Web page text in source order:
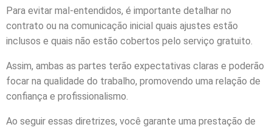
Para evitar mal-entendidos, é importante detalhar no
contrato ou na comunicação inicial quais ajustes estão
inclusos e quais não estão cobertos pelo serviço gratuito.
Assim, ambas as partes terão expectativas claras e poderão
focar na qualidade do trabalho, promovendo uma relação de
confiança e profissionalismo.
Ao seguir essas diretrizes, você garante uma prestação de